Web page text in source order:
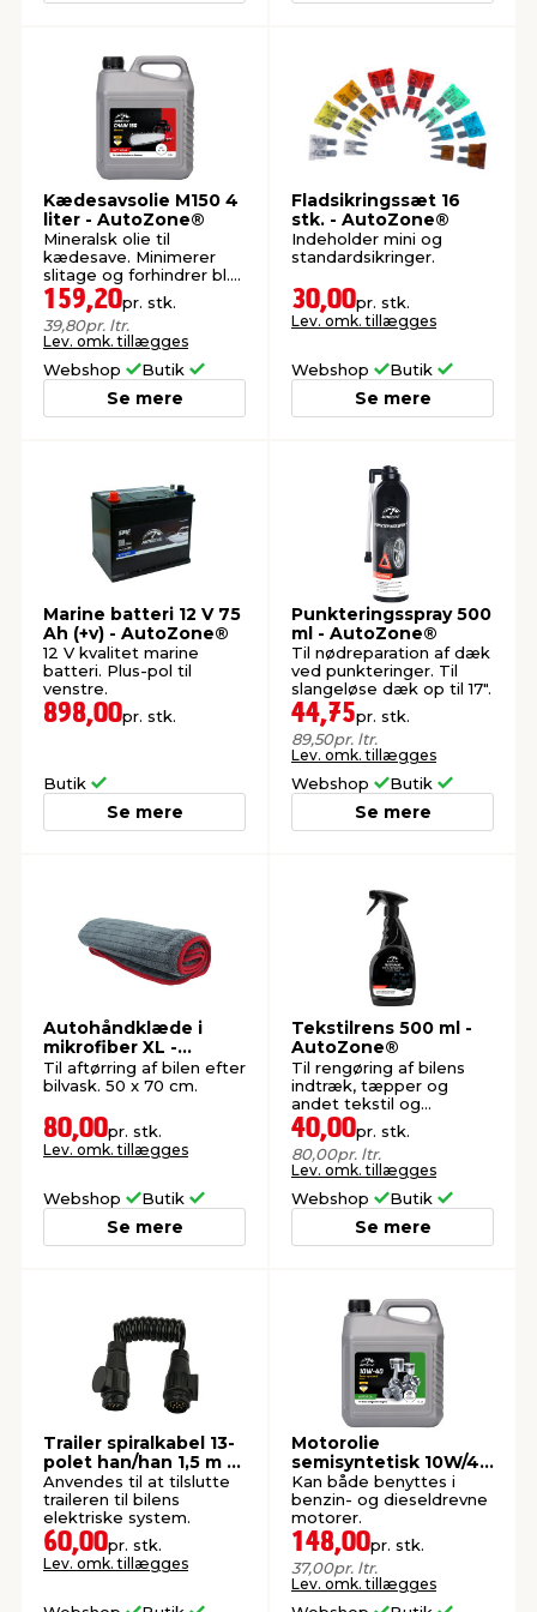
Kædesavsolie M150 4
liter - AutoZone®
Mineralsk olie til
kædesave. Minimerer
slitage og forhindrer bl.a.
korrosion.
159,20pr. stk.
39,80pr. ltr.
Lev. omk. tillægges
Webshop Butik
Se mere
Fladsikringssæt 16
stk. - AutoZone®
Indeholder mini og
standardsikringer.
30,00pr. stk.
Lev. omk. tillægges
Webshop Butik
Se mere
Marine batteri 12 V 75
Ah (+v) - AutoZone®
12 V kvalitet marine
batteri. Plus-pol til
venstre.
898,00pr. stk.
Butik
Se mere
Punkteringsspray 500
ml - AutoZone®
Til nødreparation af dæk
ved punkteringer. Til
slangeløse dæk op til 17".
44,75pr. stk.
89,50pr. ltr.
Lev. omk. tillægges
Webshop Butik
Se mere
Autohåndklæde i
mikrofiber XL -
AutoZone®
Til aftørring af bilen efter
bilvask. 50 x 70 cm.
80,00pr. stk.
Lev. omk. tillægges
Webshop Butik
Se mere
Tekstilrens 500 ml -
AutoZone®
Til rengøring af bilens
indtræk, tæpper og
andet tekstil og
kunststof.
40,00pr. stk.
80,00pr. ltr.
Lev. omk. tillægges
Webshop Butik
Se mere
Trailer spiralkabel 13-
polet han/han 1,5 m -
AutoZone®
Anvendes til at tilslutte
traileren til bilens
elektriske system.
60,00pr. stk.
Lev. omk. tillægges
Motorolie
semisyntetisk 10W/40
4 liter - AutoZone®
Kan både benyttes i
benzin- og dieseldrevne
motorer.
148,00pr. stk.
37,00pr. ltr.
Lev. omk. tillægges